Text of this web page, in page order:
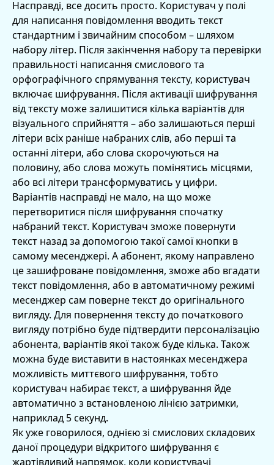
Насправді, все досить просто. Користувач у полі
для написання повідомлення вводить текст
стандартним і звичайним способом – шляхом
набору літер. Після закінчення набору та перевірки
правильності написання смислового та
орфографічного спрямування тексту, користувач
включає шифрування. Після активації шифрування
від тексту може залишитися кілька варіантів для
візуального сприйняття – або залишаються перші
літери всіх раніше набраних слів, або перші та
останні літери, або слова скорочуються на
половину, або слова можуть помінятись місцями,
або всі літери трансформуватись у цифри.
Варіантів насправді не мало, на що може
перетворитися після шифрування спочатку
набраний текст. Користувач зможе повернути
текст назад за допомогою такої самої кнопки в
самому месенджері. А абонент, якому направлено
це зашифроване повідомлення, зможе або вгадати
текст повідомлення, або в автоматичному режимі
месенджер сам поверне текст до оригінального
вигляду. Для повернення тексту до початкового
вигляду потрібно буде підтвердити персоналізацію
абонента, варіантів якої також буде кілька. Також
можна буде виставити в настоянках месенджера
можливість миттєвого шифрування, тобто
користувач набирає текст, а шифрування йде
автоматично з встановленою лінією затримки,
наприклад 5 секунд.
Як уже говорилося, однією зі смислових складових
даної процедури відкритого шифрування є
жартівливий напрямок, коли користувачі